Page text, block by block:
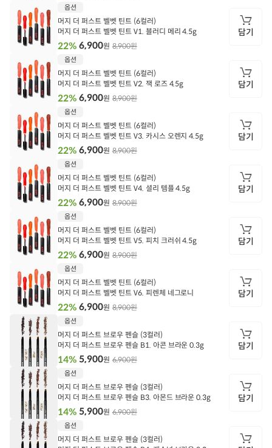
옵션
머지 더 퍼스트 벨벳 틴트 (6컬러)
머지 더 퍼스트 벨벳 틴트 V1. 블러디 메리 4.5g
8,900원
22% 6,900원
담기
옵션
머지 더 퍼스트 벨벳 틴트 (6컬러)
머지 더 퍼스트 벨벳 틴트 V2. 잭 로즈 4.5g
8,900원
22% 6,900원
담기
옵션
머지 더 퍼스트 벨벳 틴트 (6컬러)
머지 더 퍼스트 벨벳 틴트 V3. 카시스 오렌지 4.5g
8,900원
22% 6,900원
담기
옵션
머지 더 퍼스트 벨벳 틴트 (6컬러)
머지 더 퍼스트 벨벳 틴트 V4. 셜리 템플 4.5g
8,900원
22% 6,900원
담기
옵션
머지 더 퍼스트 벨벳 틴트 (6컬러)
머지 더 퍼스트 벨벳 틴트 V5. 피치 크러쉬 4.5g
8,900원
22% 6,900원
담기
옵션
머지 더 퍼스트 벨벳 틴트 (6컬러)
머지 더 퍼스트 벨벳 틴트 V6. 피렌체 네그로니
8,900원
22% 6,900원
담기
옵션
머지 더 퍼스트 브로우 펜슬 (3컬러)
머지 더 퍼스트 브로우 펜슬 B1. 아콘 브라운 0.3g
6,900원
14% 5,900원
담기
옵션
머지 더 퍼스트 브로우 펜슬 (3컬러)
머지 더 퍼스트 브로우 펜슬 B3. 아몬드 브라운 0.3g
6,900원
14% 5,900원
담기
옵션
머지 더 퍼스트 브로우 펜슬 (3컬러)